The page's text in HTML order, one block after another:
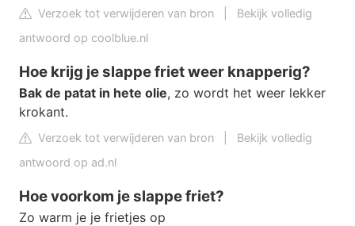
Verzoek tot verwijderen van bron
Bekijk volledig
antwoord op coolblue.nl
Hoe krijg je slappe friet weer knapperig?
Bak de patat in hete olie, zo wordt het weer lekker
krokant.
Verzoek tot verwijderen van bron
Bekijk volledig
antwoord op ad.nl
Hoe voorkom je slappe friet?
Zo warm je je frietjes op